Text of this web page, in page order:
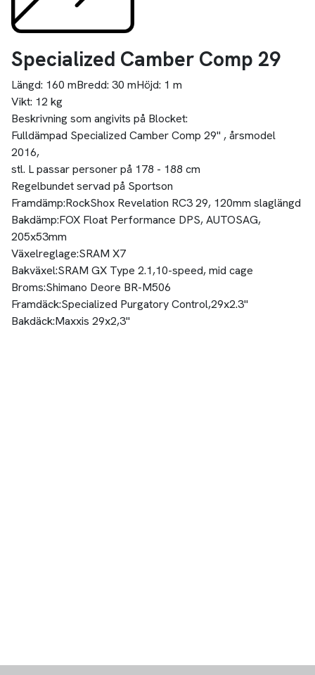
Specialized Camber Comp 29
Längd: 160 mBredd: 30 mHöjd: 1 m
Vikt: 12 kg
Beskrivning som angivits på Blocket:
Fulldämpad Specialized Camber Comp 29" , årsmodel
2016,
stl. L passar personer på 178 - 188 cm
Regelbundet servad på Sportson
Framdämp:RockShox Revelation RC3 29, 120mm slaglängd
Bakdämp:FOX Float Performance DPS, AUTOSAG,
205x53mm
Växelreglage:SRAM X7
Bakväxel:SRAM GX Type 2.1,10-speed, mid cage
Broms:Shimano Deore BR-M506
Framdäck:Specialized Purgatory Control,29x2.3"
Bakdäck:Maxxis 29x2,3"